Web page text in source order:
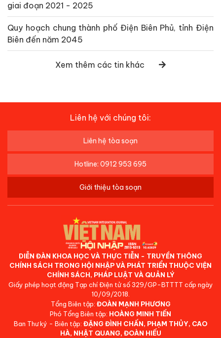
giai đoạn 2021 - 2025
Quy hoạch chung thành phố Điện Biên Phủ, tỉnh Điện
Biên đến năm 2045
Xem thêm các tin khác
Liên hệ với chúng tôi:
Liên hệ tòa soạn
Hotline: 0912 953 695
Giới thiệu tòa soạn
DIỄN ĐÀN KHOA HỌC VÀ THỰC TIỄN - TRUYỀN THÔNG
CHÍNH SÁCH TRONG HỘI NHẬP VÀ PHÁT TRIỂN THUỘC VIỆN
CHÍNH SÁCH, PHÁP LUẬT VÀ QUẢN LÝ
Giấy phép hoạt động Tạp chí Điện tử số 329/GP-BTTTT cấp ngày
10/09/2018.
Tổng Biên tập: ĐOÀN MẠNH PHƯƠNG
Phó Tổng Biên tập: HOÀNG MINH TIẾN
Ban Thư ký - Biên tập: ĐẶNG ĐÌNH CHẤN, PHẠM THỦY, CAO
HÀ, NHẬT QUANG, ĐOÀN HIẾU